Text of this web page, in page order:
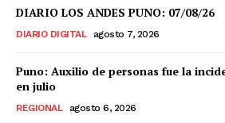
DIARIO LOS ANDES PUNO: 07/08/26
DIARIO DIGITAL agosto 7, 2026
Puno: Auxilio de personas fue la
en julio
REGIONAL agosto 6, 2026